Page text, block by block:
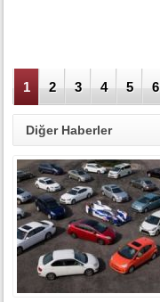
1 2 3 4 5 6
Diğer Haberler